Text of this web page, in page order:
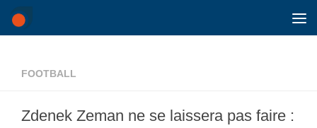
Skip to content
FOOTBALL
Zdenek Zeman ne se laissera pas faire :